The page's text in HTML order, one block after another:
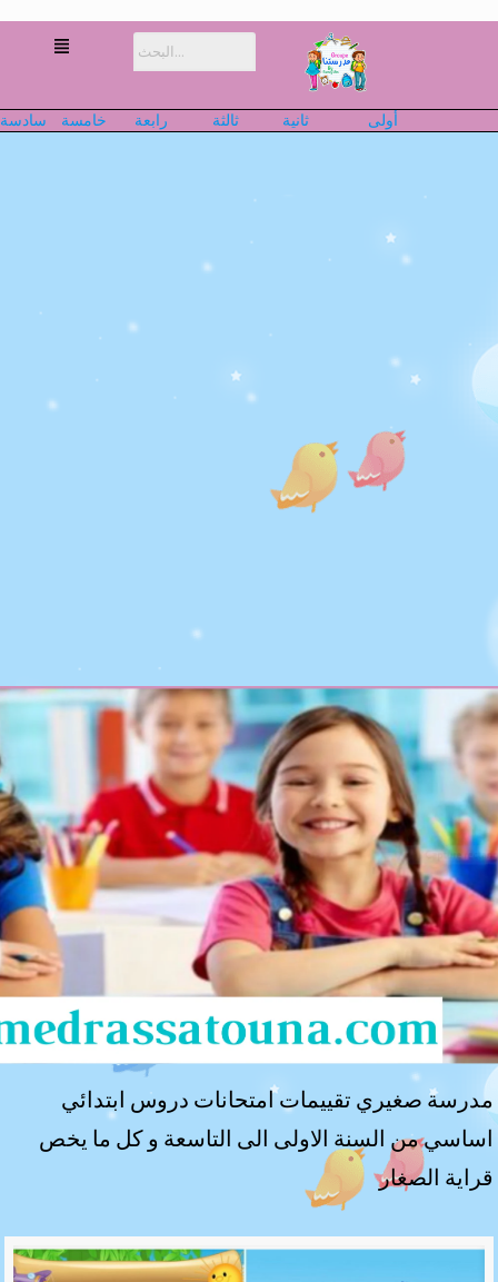
أولى ثانية ثالثة رابعة خامسة سادسة
مدرسة صغيري تقييمات امتحانات دروس ابتدائي
اساسي من السنة الاولى الى التاسعة و كل ما يخص
قراية الصغار